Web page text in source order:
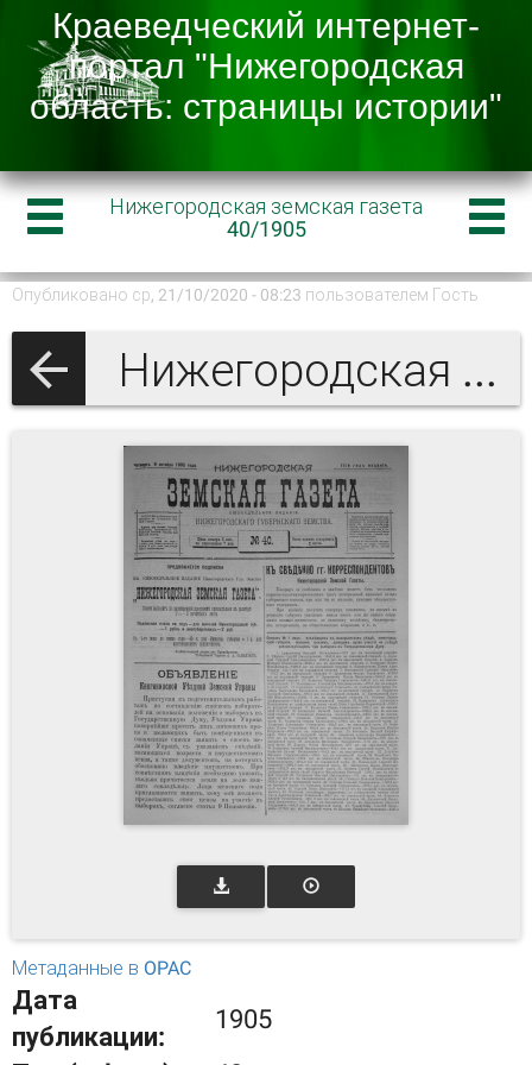
Нижегородская земская газета
40/1905
Опубликовано ср, 21/10/2020 - 08:23 пользователем Гость
Нижегородская земская газета 1905
Метаданные в OPAC
Дата
публикации:
1905